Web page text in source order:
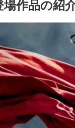
場作品の紹